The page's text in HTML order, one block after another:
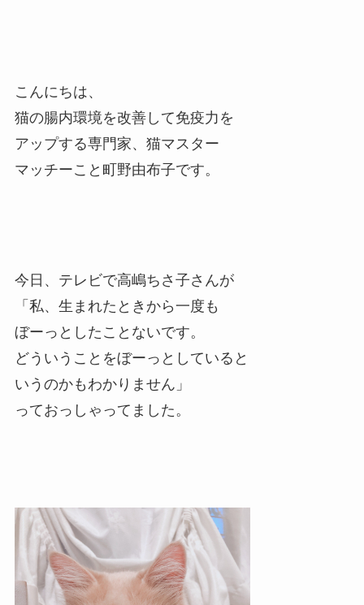
こんにちは、
猫の腸内環境を改善して免疫力を
アップする専門家、猫マスター
マッチーこと町野由布子です。
今日、テレビで高嶋ちさ子さんが
「私、生まれたときから一度も
ぼーっとしたことないです。
どういうことをぼーっとしていると
いうのかもわかりません」
っておっしゃってました。